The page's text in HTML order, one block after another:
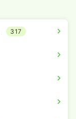
317